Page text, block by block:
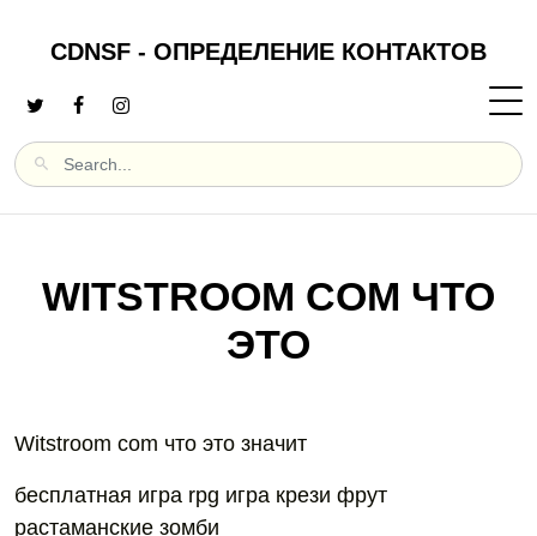
CDNSF - ОПРЕДЕЛЕНИЕ КОНТАКТОВ
WITSTROOM COM ЧТО
ЭТО
Witstroom com что это значит
бесплатная игра rpg игра крези фрут
растаманские зомби